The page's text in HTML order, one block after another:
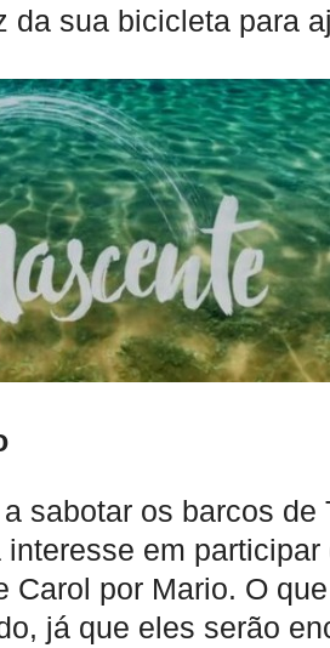
da sua bicicleta para
sabotar os barcos de
em
por Mario. O
já que eles serão